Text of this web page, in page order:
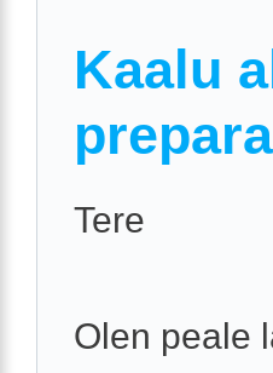
Kaalu
Tere
Olen peale